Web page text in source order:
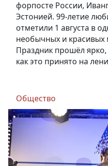
форпосте России,
Эстонией. 99-летие
отметили 1 августа в
необычных и
Праздник прошёл
как это принято на
Общество